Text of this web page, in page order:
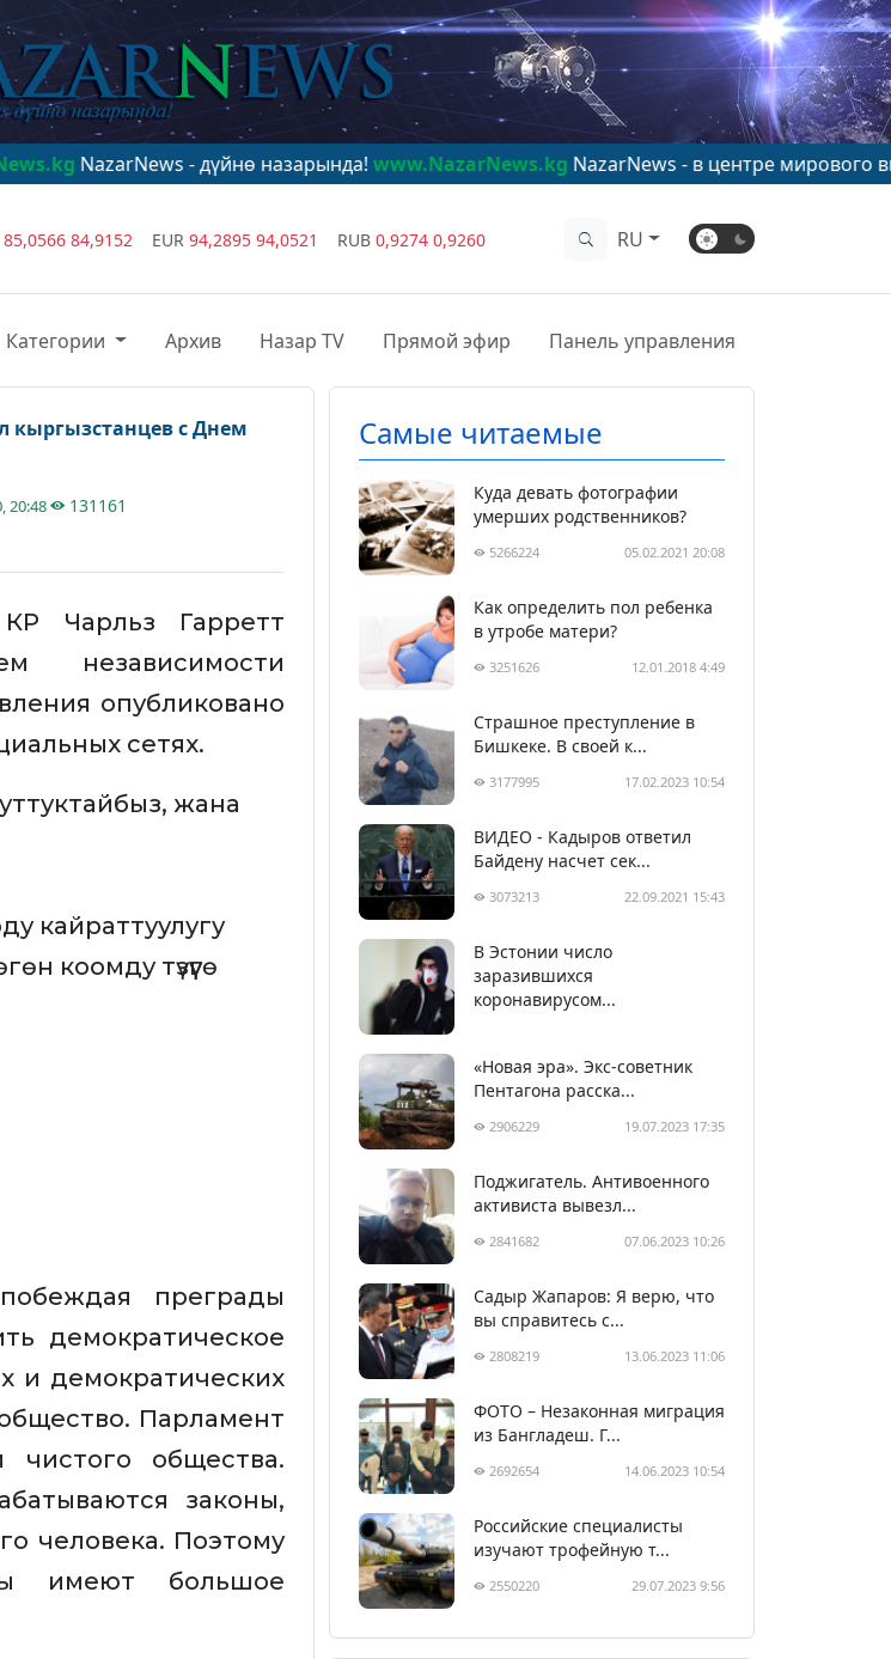
- дүйнө назарында!www.NazarNews.kgNazarNews - в центре мирового внимания!
85,0566 84,9152 EUR 94,2895 94,0521 RUB 0,9274 0,9260 RU
Категории Архив Назар TV Прямой эфир Панель управления
кыргызстанцев с Днем
20:48
131161
Чарльз Гарретт
независимости
опубликовано
сетях.
жана
кайраттуулугу
коомду түзүүгө
преграды
демократическое
и демократических
Парламент
общества.
законы,
человека. Поэтому
имеют большое
Самые читаемые
Куда девать фотографии
умерших родственников?
5266224 05.02.2021 20:08
Как определить пол ребенка
в утробе матери?
3251626 12.01.2018 4:49
Страшное преступление в
Бишкеке. В своей к...
3177995 17.02.2023 10:54
ВИДЕО - Кадыров ответил
Байдену насчет сек...
3073213 22.09.2021 15:43
В Эстонии число
заразившихся
коронавирусом...
«Новая эра». Экс-советник
Пентагона расска...
2906229 19.07.2023 17:35
Поджигатель. Антивоенного
активиста вывезл...
2841682 07.06.2023 10:26
Садыр Жапаров: Я верю, что
вы справитесь с...
2808219 13.06.2023 11:06
ФОТО – Незаконная миграция
из Бангладеш. Г...
2692654 14.06.2023 10:54
Российские специалисты
изучают трофейную т...
2550220 29.07.2023 9:56